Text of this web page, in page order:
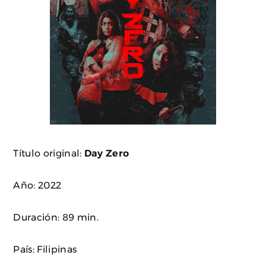
Título original: Day Zero
Año: 2022
Duración: 89 min.
País: Filipinas